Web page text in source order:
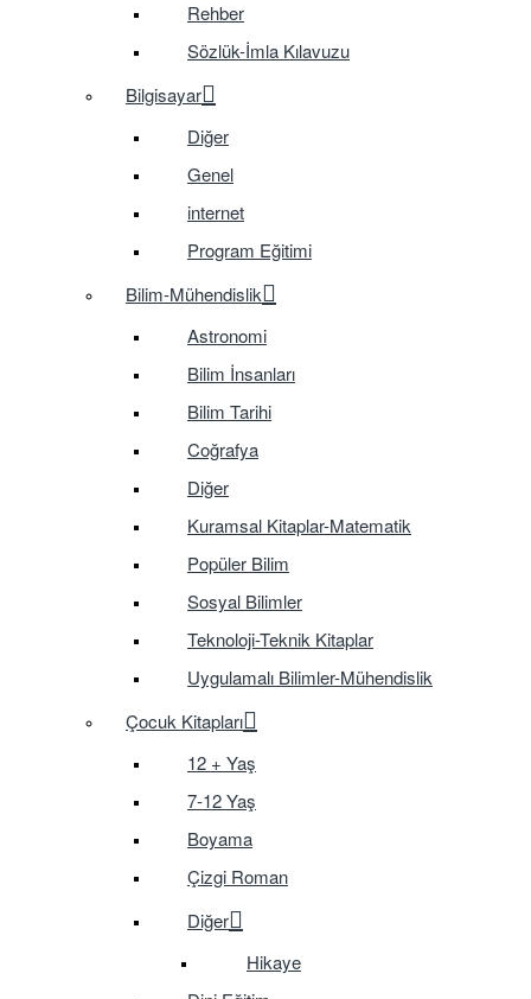
Rehber
Sözlük-İmla Kılavuzu
Bilgisayar
Diğer
Genel
internet
Program Eğitimi
Bilim-Mühendislik
Astronomi
Bilim İnsanları
Bilim Tarihi
Coğrafya
Diğer
Kuramsal Kitaplar-Matematik
Popüler Bilim
Sosyal Bilimler
Teknoloji-Teknik Kitaplar
Uygulamalı Bilimler-Mühendislik
Çocuk Kitapları
12 + Yaş
7-12 Yaş
Boyama
Çizgi Roman
Diğer
Hikaye